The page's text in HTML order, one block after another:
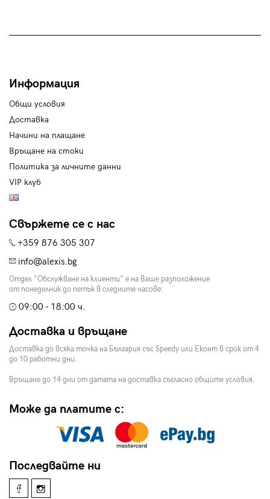
Информация
Общи условия
Доставка
Начини на плащане
Връщане на стоки
Политика за личните данни
VIP клуб
Свържете се с нас
+359 876 305 307
info@alexis.bg
Отдел "Обслужване на клиенти" е на Ваше разположение
от понеделник до петък в следните часове:
09:00 - 18:00 ч.
Доставка и връщане
Доставка до всяка точка на България със Speedy или Еконт в срок от 4
до 10 работни дни.
Връщане до 14 дни от датата на доставка съгласно общите условия.
Може да платите с:
Последвайте ни